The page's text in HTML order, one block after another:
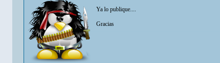
Ya lo publique....
Gracias